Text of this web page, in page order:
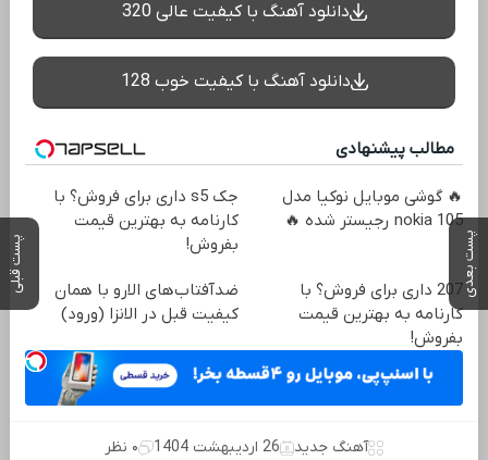
پست بعدی پست قبلی
دانلود آهنگ با کیفیت عالی 320
دانلود آهنگ با کیفیت خوب 128
مطالب پیشنهادی
🔥 گوشی موبایل نوکیا مدل
nokia 105 رجیستر شده 🔥
جک s5 داری برای فروش؟ با
کارنامه به بهترین قیمت
بفروش!
207 داری برای فروش؟ با
کارنامه به بهترین قیمت
بفروش!
ضدآفتاب‌های الارو با همان
کیفیت قبل در الانزا (ورود)
آهنگ جدید 26 اردیبهشت 1404 ۰ نظر